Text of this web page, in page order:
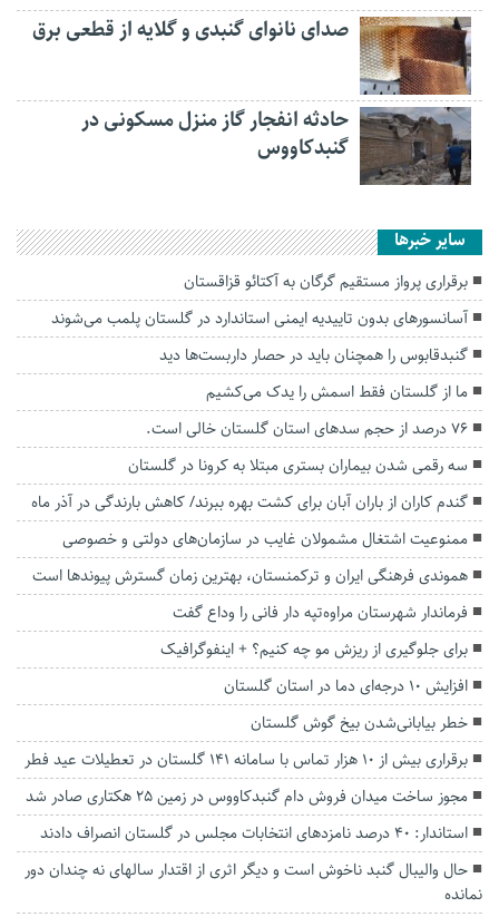
صدای نانوای گنبدی و گلایه از قطعی برق
حادثه انفجار گاز منزل مسکونی در
گنبدکاووس
سایر خبرها
برقراری پرواز مستقیم گرگان به آکتائو قزاقستان
آسانسورهای بدون تاییدیه ایمنی استاندارد در گلستان پلمب می‌شوند
گنبدقابوس را همچنان باید در حصار داربست‌ها دید
ما از گلستان فقط‌ اسمش را یدک می‌کشیم
۷۶ درصد از حجم سدهای استان گلستان خالی است.
سه رقمی شدن بیماران بستری مبتلا به کرونا در گلستان
گندم کاران از باران آبان برای کشت بهره ببرند/ کاهش بارندگی در آذر ماه
ممنوعیت اشتغال مشمولان غایب در سازمان‌های دولتی و خصوصی
هموندی فرهنگی ایران و ترکمنستان، بهترین زمان گسترش پیوندها است
فرماندار شهرستان مراوه‌تپه دار فانی را وداع گفت
برای جلوگیری از ریزش مو چه کنیم؟ + اینفوگرافیک
افزایش ۱۰ درجه‌ای دما در استان گلستان
خطر بیابانی‌شدن بیخ گوش گلستان
برقراری بیش از ۱۰ هزار تماس با سامانه ۱۴۱ گلستان در تعطیلات عید فطر
مجوز ساخت میدان فروش دام گنبدکاووس در زمین ۲۵ هکتاری صادر شد
استاندار: ۴۰ درصد نامزدهای انتخابات مجلس در گلستان انصراف دادند
حال والیبال گنبد ناخوش است و دیگر اثری از اقتدار سالهای نه چندان دور
نمانده